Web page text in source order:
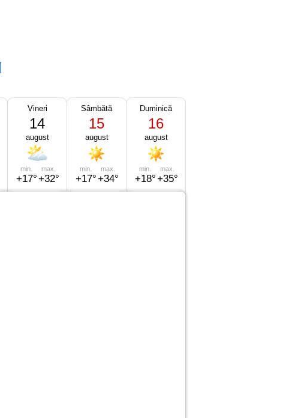
Vineri
14
august
min.
+17°
max.
+32°
Sâmbătă
15
august
min.
+17°
max.
+34°
Duminică
16
august
min.
+18°
max.
+35°